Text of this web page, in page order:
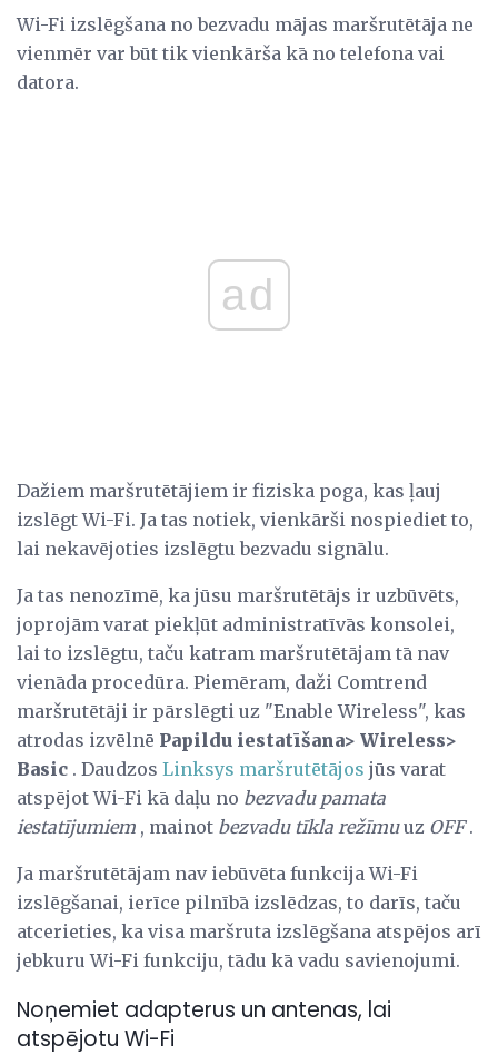
Wi-Fi izslēgšana no bezvadu mājas maršrutētāja ne
vienmēr var būt tik vienkārša kā no telefona vai
datora.
ad
Dažiem maršrutētājiem ir fiziska poga, kas ļauj
izslēgt Wi-Fi. Ja tas notiek, vienkārši nospiediet to,
lai nekavējoties izslēgtu bezvadu signālu.
Ja tas nenozīmē, ka jūsu maršrutētājs ir uzbūvēts,
joprojām varat piekļūt administratīvās konsolei,
lai to izslēgtu, taču katram maršrutētājam tā nav
vienāda procedūra. Piemēram, daži Comtrend
maršrutētāji ir pārslēgti uz "Enable Wireless", kas
atrodas izvēlnē Papildu iestatīšana> Wireless>
Basic . Daudzos Linksys maršrutētājos jūs varat
atspējot Wi-Fi kā daļu no bezvadu pamata
iestatījumiem , mainot bezvadu tīkla režīmuuz OFF.
Ja maršrutētājam nav iebūvēta funkcija Wi-Fi
izslēgšanai, ierīce pilnībā izslēdzas, to darīs, taču
atcerieties, ka visa maršruta izslēgšana atspējos arī
jebkuru Wi-Fi funkciju, tādu kā vadu savienojumi.
Noņemiet adapterus un antenas, lai
atspējotu Wi-Fi